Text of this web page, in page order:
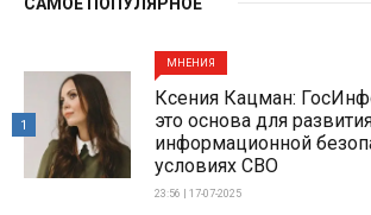
МНЕНИЯ
Ксения Кацман:
это основа для
информационной
условиях СВО
23:56 | 17-07-2025
1